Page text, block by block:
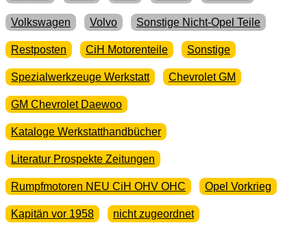
Volkswagen Volvo Sonstige Nicht-Opel Teile
Restposten CiH Motorenteile Sonstige
Spezialwerkzeuge Werkstatt Chevrolet GM
GM Chevrolet Daewoo
Kataloge Werkstatthandbücher
Literatur Prospekte Zeitungen
Rumpfmotoren NEU CiH OHV OHC Opel Vorkrieg
Kapitän vor 1958 nicht zugeordnet